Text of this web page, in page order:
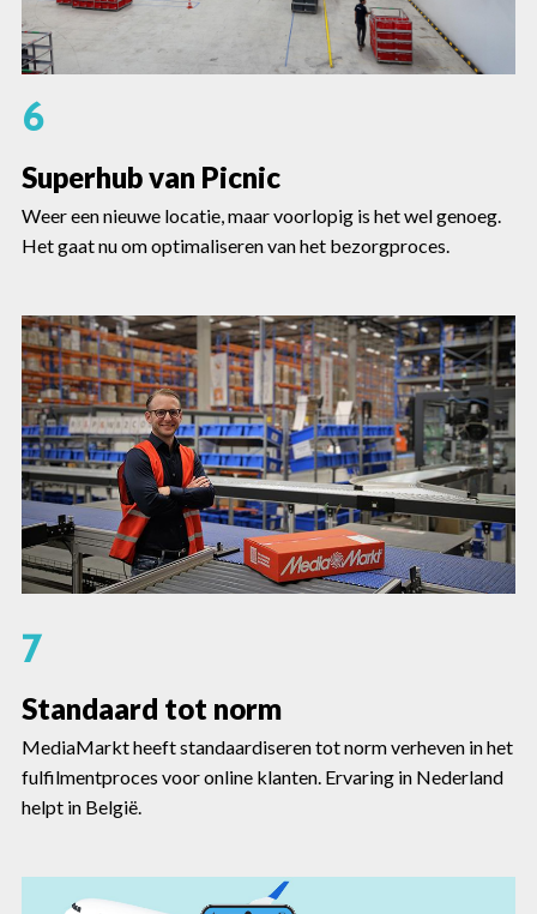
6
Superhub van Picnic
Weer een nieuwe locatie, maar voorlopig is het wel genoeg.
Het gaat nu om optimaliseren van het bezorgproces.
7
Standaard tot norm
MediaMarkt heeft standaardiseren tot norm verheven in het
fulfilmentproces voor online klanten. Ervaring in Nederland
helpt in België.